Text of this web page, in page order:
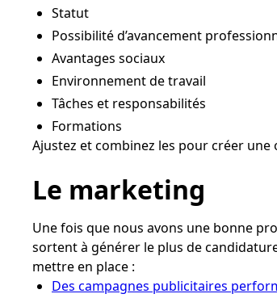
Statut
Possibilité d’avancement
Avantages sociaux
Environnement de travail
Tâches et responsabilités
Formations
Ajustez et combinez les pour créer
Le marketing
Une fois que nous avons une bonne
sortent à générer le plus de
mettre en place :
Des campagnes publicitaires